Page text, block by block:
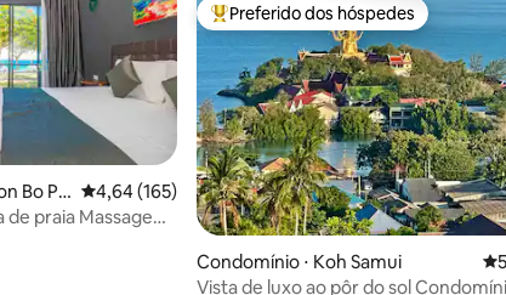
avaliações
Bo Pu 4,64 de uma avaliação média de 5, 165 avaliações
4,64 (165)
Entre os melhores preferidos dos
Preferido dos hóspedes
Condomínio ⋅ Koh Samui 5
Vista de luxo ao pôr do sol